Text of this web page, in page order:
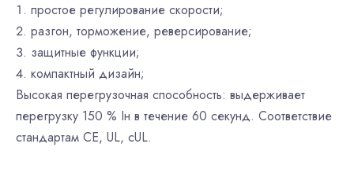
простое регулирование скорости;
разгон, торможение, реверсирование;
защитные функции;
компактный дизайн;
Высокая перегрузочная способность: выдерживает
перегрузку 150 % Iн в течение 60 секунд. Соответствие
стандартам CE, UL, cUL.